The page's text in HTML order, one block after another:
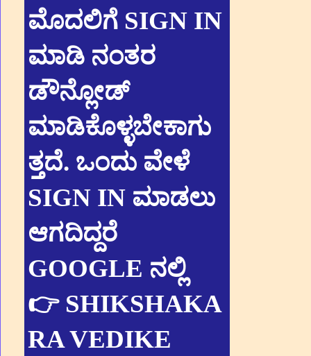
ಮೊದಲಿಗೆ SIGN IN
ಮಾಡಿ ನಂತರ
ಡೌನ್ಲೋಡ್
ಮಾಡಿಕೊಳ್ಳಬೇಕಾಗು
ತ್ತದೆ. ಒಂದು ವೇಳೆ
SIGN IN ಮಾಡಲು
ಆಗದಿದ್ದರೆ
GOOGLE ನಲ್ಲಿ
👉 SHIKSHAKA
RA VEDIKE